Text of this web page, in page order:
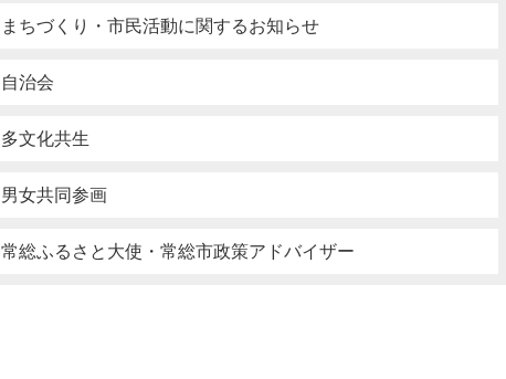
まちづくり・市民活動に関するお知らせ
自治会
多文化共生
男女共同参画
常総ふるさと大使・常総市政策アドバイザー